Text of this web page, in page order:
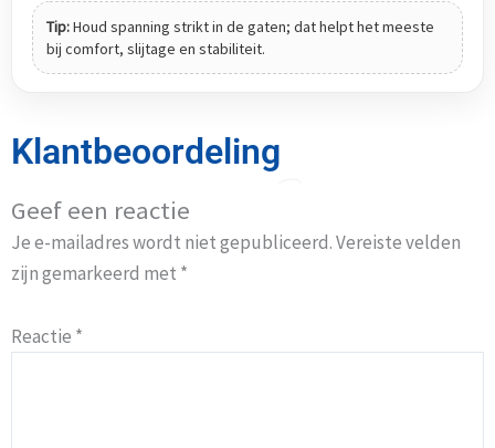
Tip:Houd spanning strikt in de gaten; dat helpt het meeste
bij comfort, slijtage en stabiliteit.
Klantbeoordeling
Geef een reactie
Je e-mailadres wordt niet gepubliceerd.Vereiste velden
zijn gemarkeerd met *
Reactie *